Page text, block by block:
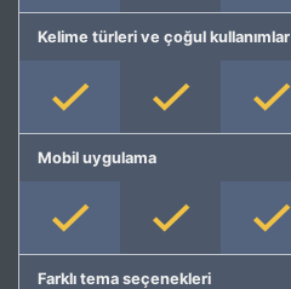
Kelime türleri ve çoğul kullanımlar
Mobil uygulama
Farklı tema seçenekleri